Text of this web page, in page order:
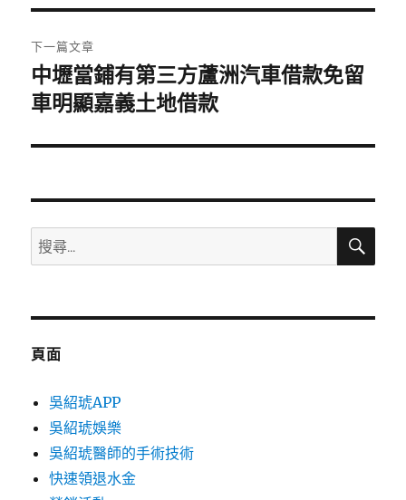
覽
文
章:
下一篇文章
下
一
文
中壢當鋪有第三方蘆洲汽車借款免留
車明顯嘉義土地借款
搜
尋
鍵
搜
頁面
吳紹琥APP
吳紹琥娛樂
吳紹琥醫師的手術技術
快速領退水金